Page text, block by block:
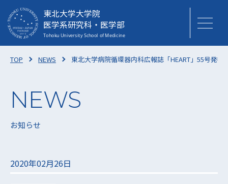
東北大学大学院
医学系研究科・医学部
TOP NEWS 東北大学病院循環器内科広報誌「HEART」55号発行
お知らせ
2020年02月26日